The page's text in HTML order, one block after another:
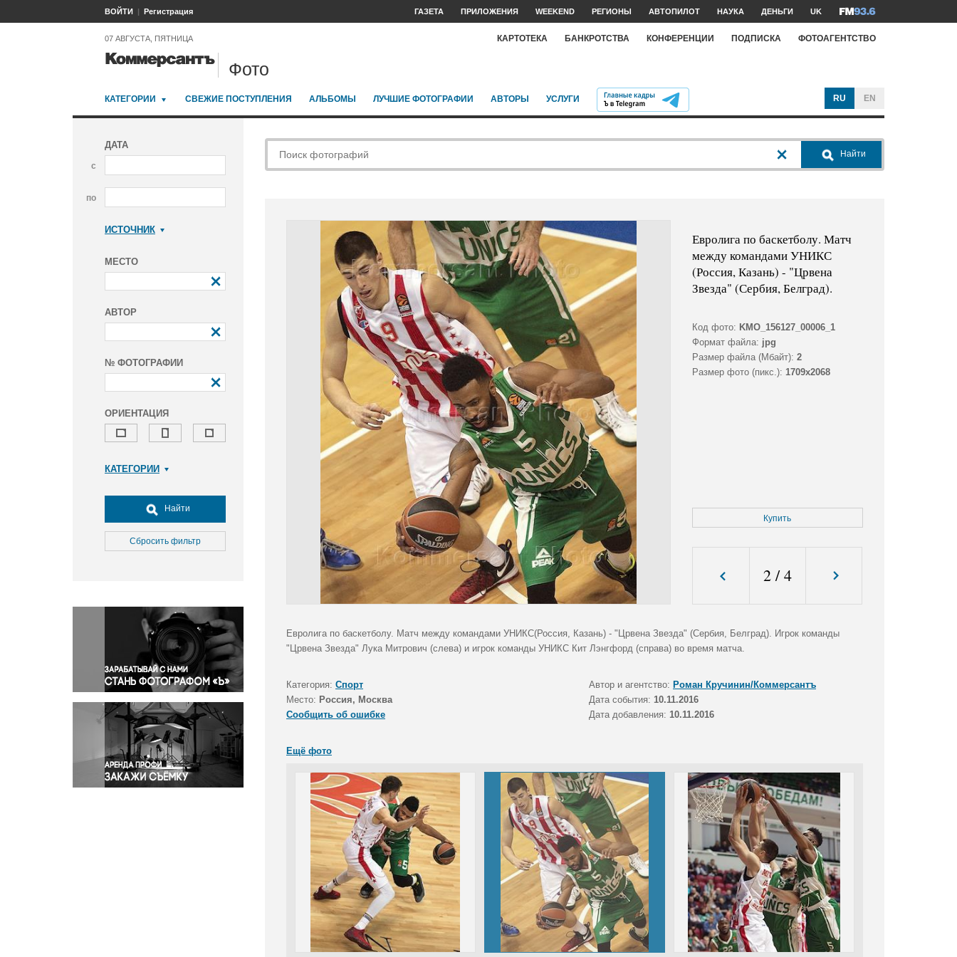
ВОЙТИ Регистрация ГАЗЕТА ПРИЛОЖЕНИЯ WEEKEND РЕГИОНЫ АВТОПИЛОТ НАУКА ДЕНЬГИ UK
07 АВГУСТА, ПЯТНИЦА КАРТОТЕКА БАНКРОТСТВА КОНФЕРЕНЦИИ ПОДПИСКА ФОТОАГЕНТСТВО
Фото
КАТЕГОРИИ СВЕЖИЕ ПОСТУПЛЕНИЯ АЛЬБОМЫ ЛУЧШИЕ ФОТОГРАФИИ АВТОРЫ УСЛУГИ RU EN
ДАТА
с
по
ИСТОЧНИК
МЕСТО
АВТОР
№ ФОТОГРАФИИ
ОРИЕНТАЦИЯ
КАТЕГОРИИ
Досуг, туризм и отдых
Культура
Медицина
Окружающая среда
Политика
Правосудие
Происшествия и конфликты
Религия
Светская жизнь
Спорт
Экология
Экономика и бизнес
Найти
Сбросить фильтр
Найти
Евролига по баскетболу. Матч
между командами УНИКС
(Россия, Казань) - "Црвена
Звезда" (Сербия, Белград).
Код фото: KMO_156127_00006_1
Формат файла: jpg
Размер файла (Мбайт): 2
Размер фото (пикс.): 1709x2068
Купить
2/4
Евролига по баскетболу. Матч между командами УНИКС(Россия, Казань) - "Црвена Звезда" (Сербия, Белград). Игрок команды
"Црвена Звезда" Лука Митрович (слева) и игрок команды УНИКС Кит Лэнгфорд (справа) во время матча.
Категория: Спорт Автор и агентство: Роман Кручинин/Коммерсантъ
Место: Россия, Москва Дата события: 10.11.2016
Сообщить об ошибке
Дата добавления: 10.11.2016
Ещё фото